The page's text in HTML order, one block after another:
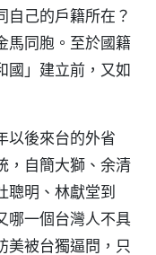
自己的戶籍所在？
馬同胞。至於國籍
國」建立前，又如
以後來台的外省
，自簡大獅、余清
聰明、林獻堂到
哪一個台灣人不具
美被台獨逼問，只